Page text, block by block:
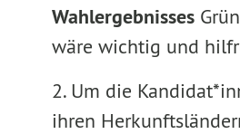
Wahlergebnisses
wäre wichtig und
2. Um die
ihren